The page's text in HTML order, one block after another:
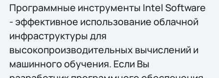
Программные инструменты Intel Software
- эффективное использование облачной
инфраструктуры для
высокопроизводительных вычислений и
машинного обучения. Если Вы